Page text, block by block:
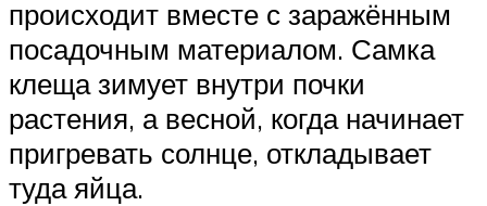
происходит вместе с заражённым
посадочным материалом. Самка
клеща зимует внутри почки
растения, а весной, когда начинает
пригревать солнце, откладывает
туда яйца.